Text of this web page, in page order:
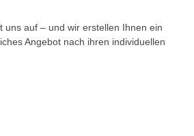
uns auf – und wir erstellen Ihnen ein
Angebot nach ihren individuellen